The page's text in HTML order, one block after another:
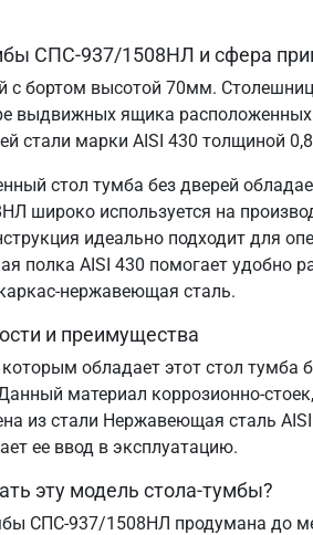
СПС-937/1508НЛ и сфера
с бортом высотой 70мм.
выдвижных ящика
стали марки AISI 430 толщиной
стол тумба без дверей
широко используется на
идеально подходит для
полка AISI 430 помогает удобно
нержавеющая сталь.
и преимущества
которым обладает этот стол
материал коррозионно-
из стали Нержавеющая сталь AISI
ее ввод в эксплуатацию.
эту модель стола-тумбы?
СПС-937/1508НЛ продумана до